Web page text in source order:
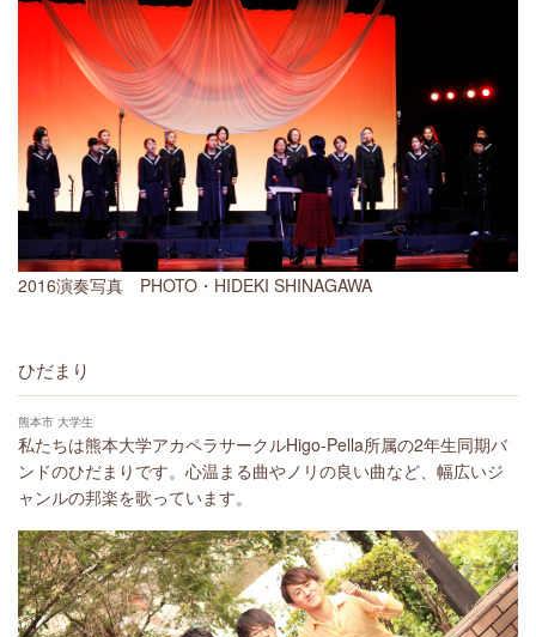
2016演奏写真 PHOTO・HIDEKI SHINAGAWA
ひだまり
熊本市 大学生
私たちは熊本大学アカペラサークルHigo-Pella所属の2年生同期バ
ンドのひだまりです。心温まる曲やノリの良い曲など、幅広いジ
ャンルの邦楽を歌っています。